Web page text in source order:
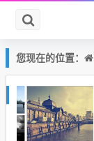
您现在的位置：